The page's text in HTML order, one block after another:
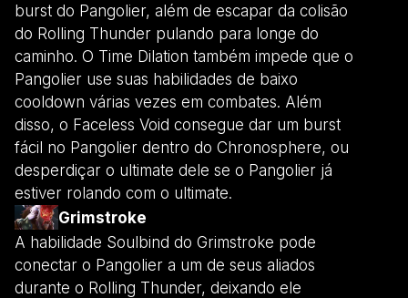
burst do Pangolier, além de escapar da colisão
do Rolling Thunder pulando para longe do
caminho. O Time Dilation também impede que o
Pangolier use suas habilidades de baixo
cooldown várias vezes em combates. Além
disso, o Faceless Void consegue dar um burst
fácil no Pangolier dentro do Chronosphere, ou
desperdiçar o ultimate dele se o Pangolier já
estiver rolando com o ultimate.
Grimstroke
A habilidade Soulbind do Grimstroke pode
conectar o Pangolier a um de seus aliados
durante o Rolling Thunder, deixando ele